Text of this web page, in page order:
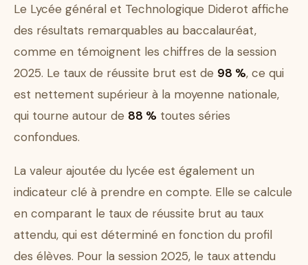
Le Lycée général et Technologique Diderot affiche
des résultats remarquables au baccalauréat,
comme en témoignent les chiffres de la session
2025. Le taux de réussite brut est de 98 %, ce qui
est nettement supérieur à la moyenne nationale,
qui tourne autour de 88 % toutes séries
confondues.
La valeur ajoutée du lycée est également un
indicateur clé à prendre en compte. Elle se calcule
en comparant le taux de réussite brut au taux
attendu, qui est déterminé en fonction du profil
des élèves. Pour la session 2025, le taux attendu